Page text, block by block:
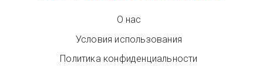
О нас
Условия использования
Политика конфиденциальности